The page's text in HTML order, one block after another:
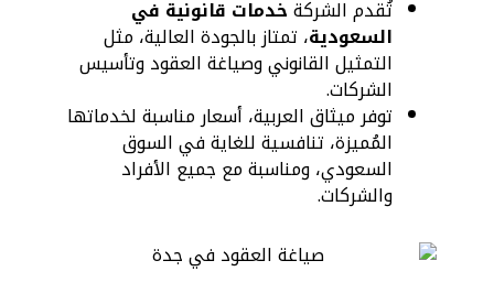
تُقدم الشركةخدمات قانونية في
السعودية، تمتاز بالجودة العالية، مثل
التمثيل القانوني وصياغة العقود وتأسيس
الشركات.
توفر ميثاق العربية، أسعار مناسبة لخدماتها
المُميزة، تنافسية للغاية في السوق
السعودي، ومناسبة مع جميع الأفراد
والشركات.